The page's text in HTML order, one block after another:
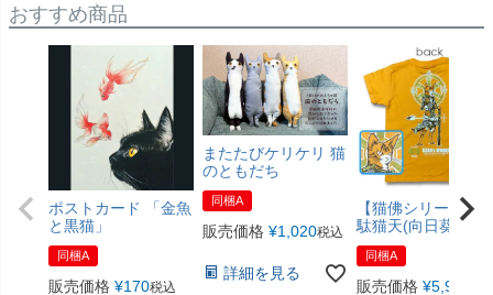
おすすめ商品
ポストカード 「金魚
と黒猫」
同梱A
販売価格 ¥170税込
またたびケリケリ 猫
のともだち
同梱A
販売価格 ¥1,020税込
詳細を見る
【猫佛シリーズ】
駄猫天(向日葵色)
同梱A
販売価格 ¥5,940